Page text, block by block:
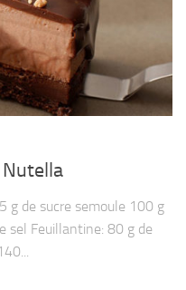
g de sucre semoule 100 g
sel Feuillantine: 80 g de